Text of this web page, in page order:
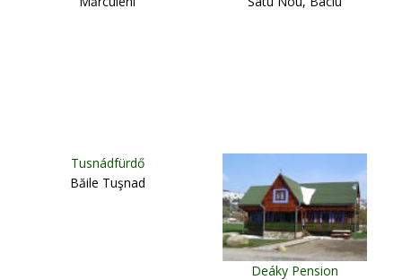
Tusnádfürdő
Băile Tuşnad
Deáky Pension